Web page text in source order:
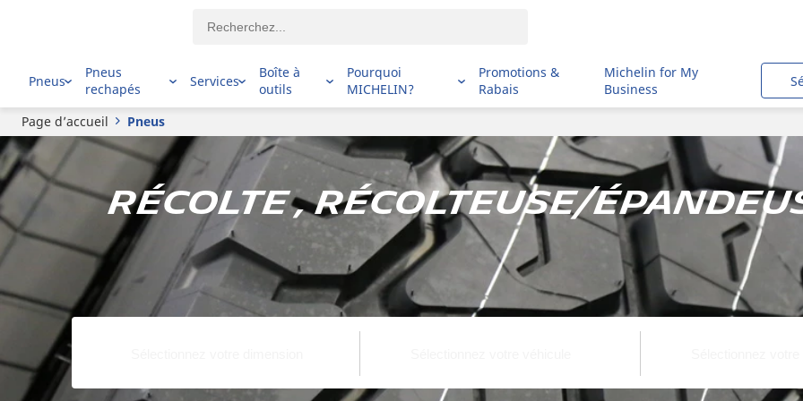
Pneus
Pneus
rechapés
Services
Boîte à
outils
Pourquoi
MICHELIN?
Promotions &
Rabais
Michelin for My
Business
Page d’accueil Pneus
Récolte , Récolteuse/